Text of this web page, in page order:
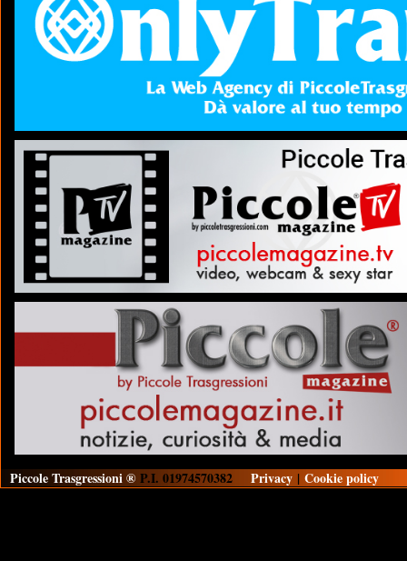
Piccole Trasgressioni ® P.I. 01974570382 Privacy | Cookie policy